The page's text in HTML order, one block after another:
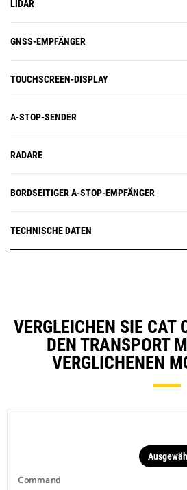
LIDAR
GNSS-EMPFÄNGER
TOUCHSCREEN-DISPLAY
A-STOP-SENDER
RADARE
BORDSEITIGER A-STOP-EMPFÄNGER
TECHNISCHE DATEN
VERGLEICHEN SIE CAT
DEN TRANSPORT
VERGLICHENEN
Command